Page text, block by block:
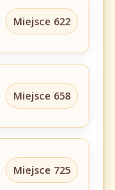
Miejsce 622
Miejsce 658
Miejsce 725